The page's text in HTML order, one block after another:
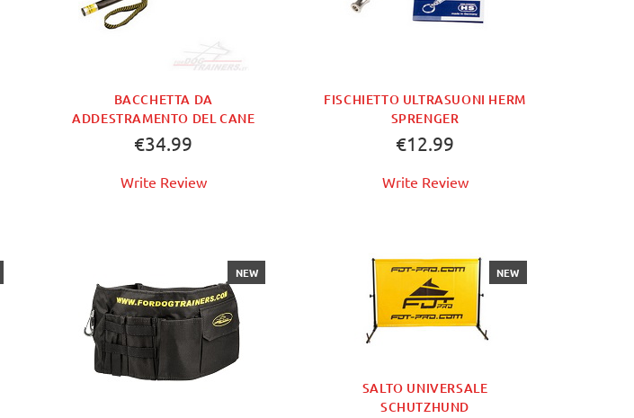
BACCHETTA DA
ADDESTRAMENTO DEL CANE
€34.99
Write Review
FISCHIETTO ULTRASUONI HERM
SPRENGER
€12.99
Write Review
NEW
SALTO UNIVERSALE
SCHUTZHUND
NEW